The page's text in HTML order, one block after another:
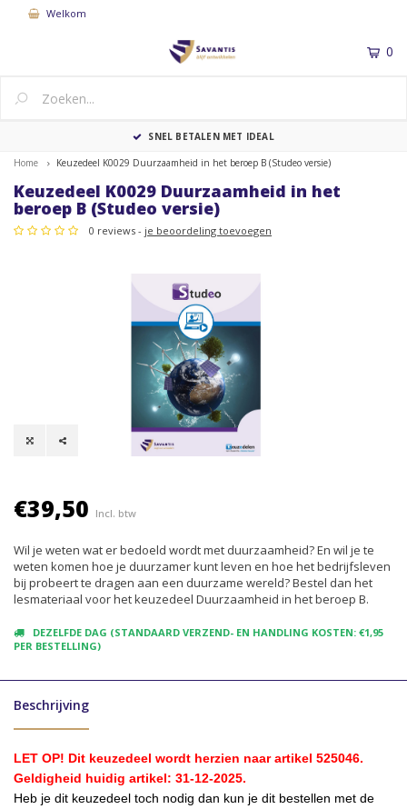
Welkom
0
SNEL BETALEN MET IDEAL
Home Keuzedeel K0029 Duurzaamheid in het beroep B (Studeo versie)
Keuzedeel K0029 Duurzaamheid in het
beroep B (Studeo versie)
0 reviews - je beoordeling toevoegen
€39,50 Incl. btw
Wil je weten wat er bedoeld wordt met duurzaamheid? En wil je te
weten komen hoe je duurzamer kunt leven en hoe het bedrijfsleven
bij probeert te dragen aan een duurzame wereld? Bestel dan het
lesmateriaal voor het keuzedeel Duurzaamheid in het beroep B.
DEZELFDE DAG (STANDAARD VERZEND- EN HANDLING KOSTEN: €1,95
PER BESTELLING)
Beschrijving
LET OP! Dit keuzedeel wordt herzien naar artikel 525046.
Geldigheid huidig artikel: 31-12-2025.
Heb je dit keuzedeel toch nodig dan kun je dit bestellen met de